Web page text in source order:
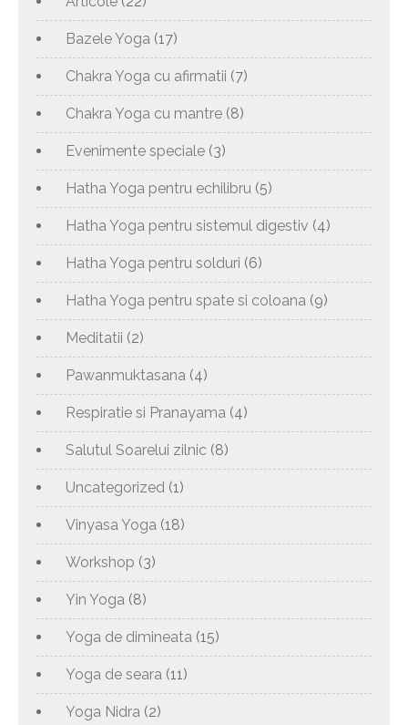
Bazele Yoga (17)
Chakra Yoga cu afirmatii (7)
Chakra Yoga cu mantre (8)
Evenimente speciale (3)
Hatha Yoga pentru echilibru (5)
Hatha Yoga pentru sistemul digestiv (4)
Hatha Yoga pentru solduri (6)
Hatha Yoga pentru spate si coloana (9)
Meditatii (2)
Pawanmuktasana (4)
Respiratie si Pranayama (4)
Salutul Soarelui zilnic (8)
Uncategorized (1)
Vinyasa Yoga (18)
Workshop (3)
Yin Yoga (8)
Yoga de dimineata (15)
Yoga de seara (11)
Yoga Nidra (2)